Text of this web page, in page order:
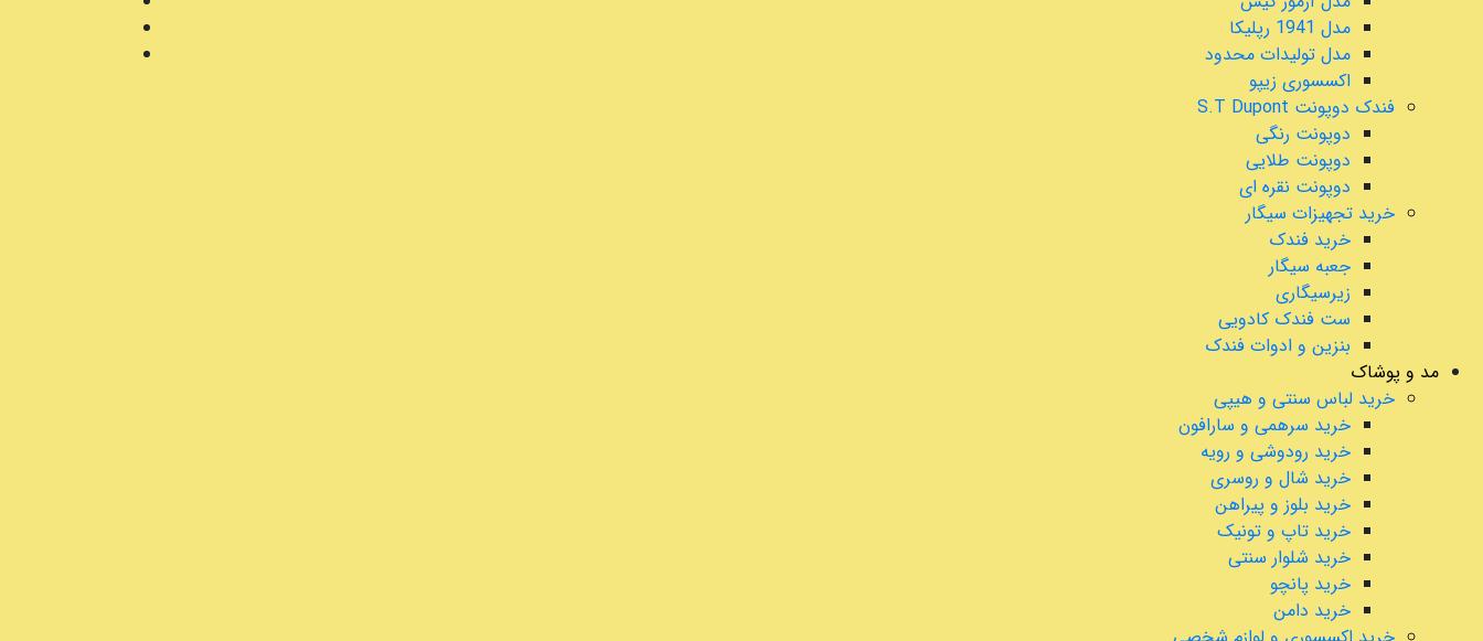
مدل 1941 رپلیکا
مدل تولیدات محدود
اکسسوری زیپو
فندک دوپونت S.T Dupont
دوپونت رنگی
دوپونت طلایی
دوپونت نقره ای
خرید تجهیزات سیگار
خرید فندک
جعبه سیگار
زیرسیگاری
ست فندک کادویی
بنزین و ادوات فندک
مد و پوشاک
خرید لباس سنتی و هیپی
خرید سرهمی و سارافون
خرید رودوشی و رویه
خرید شال و روسری
خرید بلوز و پیراهن
خرید تاپ و تونیک
خرید شلوار سنتی
خرید پانچو
خرید دامن